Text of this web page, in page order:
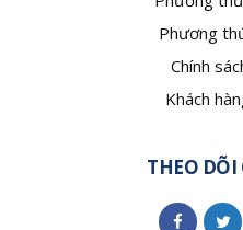
Phương
Chính
Khách
THEO DÕI